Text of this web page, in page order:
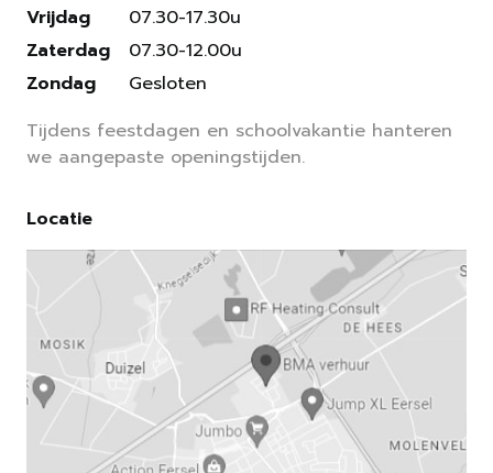
Vrijdag
Zaterdag
Zondag
07.30-17.30u
07.30-12.00u
Gesloten
Tijdens feestdagen en schoolvakantie hanteren
we aangepaste openingstijden.
Locatie